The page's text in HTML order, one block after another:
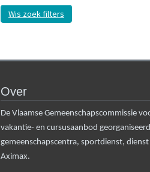
Wis zoek filters
Over
De Vlaamse Gemeenschapscommissie
vakantie- en cursusaanbod
gemeenschapscentra, sportdienst,
Aximax.